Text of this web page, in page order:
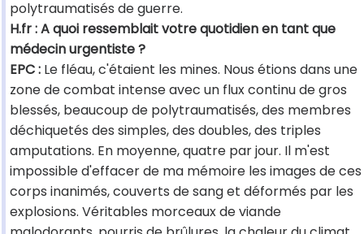
polytraumatisés de guerre.
H.fr : A quoi ressemblait votre quotidien en tant que
médecin urgentiste ?
EPC : Le fléau, c'étaient les mines. Nous étions dans une
zone de combat intense avec un flux continu de gros
blessés, beaucoup de polytraumatisés, des membres
déchiquetés des simples, des doubles, des triples
amputations. En moyenne, quatre par jour. Il m'est
impossible d'effacer de ma mémoire les images de ces
corps inanimés, couverts de sang et déformés par les
explosions. Véritables morceaux de viande